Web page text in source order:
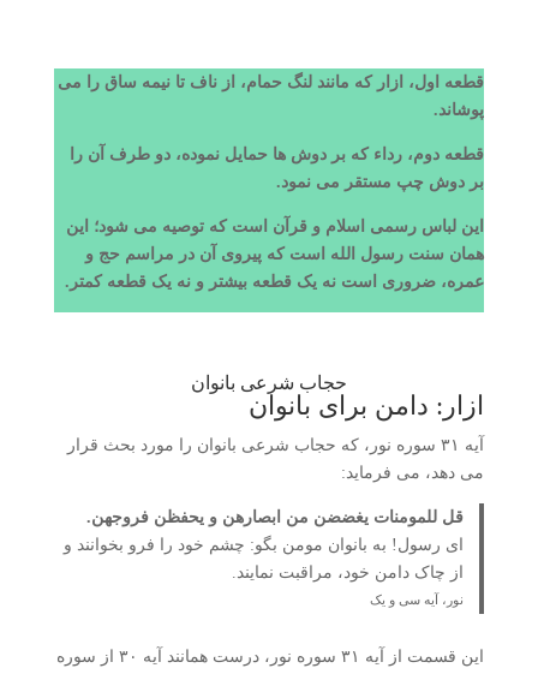
قطعه اول، ازار که مانند لنگ حمام، از ناف تا نیمه ساق را می
پوشاند.
قطعه دوم، رداء که بر دوش ها حمایل نموده، دو طرف آن را
بر دوش چپ مستقر می نمود.
این لباس رسمی اسلام و قرآن است که توصیه می شود؛ این
همان سنت رسول الله است که پیروی آن در مراسم حج و
عمره، ضروری است نه یک قطعه بیشتر و نه یک قطعه کمتر.
حجاب شرعی بانوان
ازار: دامن برای بانوان
آیه ۳۱ سوره نور، که حجاب شرعی بانوان را مورد بحث قرار
می دهد، می فرماید:
قل للمومنات یغضضن من ابصارهن و یحفظن فروجهن.
ای رسول! به بانوان مومن بگو: چشم خود را فرو بخوانند و
از چاک دامن خود، مراقبت نمایند.
نور، آیه سی و یک
این قسمت از آیه ۳۱ سوره نور، درست همانند آیه ۳۰ از سوره